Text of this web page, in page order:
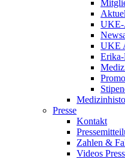
UKE
Presse
Kontakt
Zahlen &
Videos